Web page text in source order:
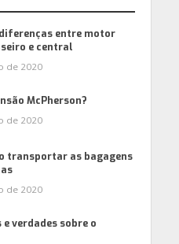
entre motor
e central
de 2020
McPherson?
de 2020
transportar as bagagens
de 2020
verdades sobre o